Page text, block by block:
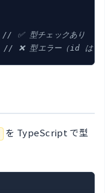
// ✅ 型チェックあり
// ❌ 型エラー（id は
を TypeScript で型